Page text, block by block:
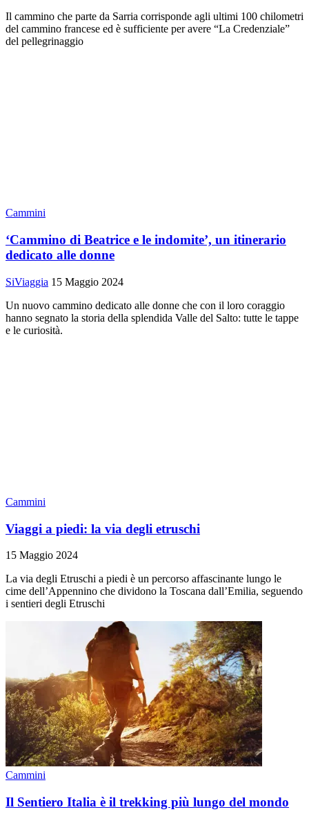
Il cammino che parte da Sarria corrisponde agli ultimi 100 chilometri
del cammino francese ed è sufficiente per avere “La Credenziale”
del pellegrinaggio
Cammini
‘Cammino di Beatrice e le indomite’, un itinerario
dedicato alle donne
SiViaggia 15 Maggio 2024
Un nuovo cammino dedicato alle donne che con il loro coraggio
hanno segnato la storia della splendida Valle del Salto: tutte le tappe
e le curiosità.
Cammini
Viaggi a piedi: la via degli etruschi
15 Maggio 2024
La via degli Etruschi a piedi è un percorso affascinante lungo le
cime dell’Appennino che dividono la Toscana dall’Emilia, seguendo
i sentieri degli Etruschi
Cammini
Il Sentiero Italia è il trekking più lungo del mondo